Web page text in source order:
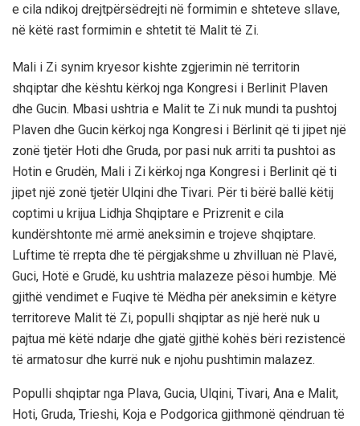
e cila ndikoj drejtpërsëdrejti në formimin e shteteve sllave,
në këtë rast formimin e shtetit të Malit të Zi.
Mali i Zi synim kryesor kishte zgjerimin në territorin
shqiptar dhe kështu kërkoj nga Kongresi i Berlinit Plaven
dhe Gucin. Mbasi ushtria e Malit te Zi nuk mundi ta pushtoj
Plaven dhe Gucin kërkoj nga Kongresi i Bërlinit që ti jipet një
zonë tjetër Hoti dhe Gruda, por pasi nuk arriti ta pushtoi as
Hotin e Grudën, Mali i Zi kërkoj nga Kongresi i Berlinit që ti
jipet një zonë tjetër Ulqini dhe Tivari. Për ti bërë ballë këtij
coptimi u krijua Lidhja Shqiptare e Prizrenit e cila
kundërshtonte më armë aneksimin e trojeve shqiptare.
Luftime të rrepta dhe të përgjakshme u zhvilluan në Plavë,
Guci, Hotë e Grudë, ku ushtria malazeze pësoi humbje. Më
gjithë vendimet e Fuqive të Mëdha për aneksimin e këtyre
territoreve Malit të Zi, populli shqiptar as një herë nuk u
pajtua më këtë ndarje dhe gjatë gjithë kohës bëri rezistencë
të armatosur dhe kurrë nuk e njohu pushtimin malazez.
Populli shqiptar nga Plava, Gucia, Ulqini, Tivari, Ana e Malit,
Hoti, Gruda, Trieshi, Koja e Podgorica gjithmonë qëndruan të